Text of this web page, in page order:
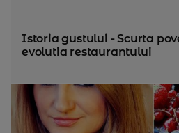
Istoria gustului - Scurta
evolutia restaurantului